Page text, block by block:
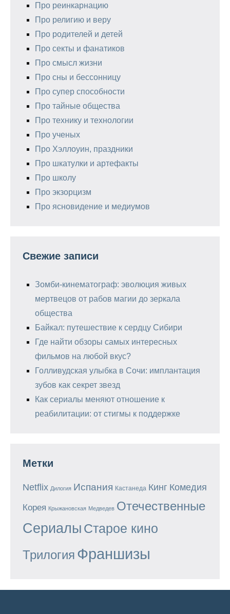
Про реинкарнацию
Про религию и веру
Про родителей и детей
Про секты и фанатиков
Про смысл жизни
Про сны и бессонницу
Про супер способности
Про тайные общества
Про технику и технологии
Про ученых
Про Хэллоуин, праздники
Про шкатулки и артефакты
Про школу
Про экзорцизм
Про ясновидение и медиумов
Свежие записи
Зомби-кинематограф: эволюция живых
мертвецов от рабов магии до зеркала
общества
Байкал: путешествие к сердцу Сибири
Где найти обзоры самых интересных
фильмов на любой вкус?
Голливудская улыбка в Сочи: имплантация
зубов как секрет звезд
Как сериалы меняют отношение к
реабилитации: от стигмы к поддержке
Метки
Netflix Дилогия Испания Кастанеда Кинг Комедия
Корея Крыжановская Медведев Отечественные
Сериалы Старое кино
Трилогия Франшизы